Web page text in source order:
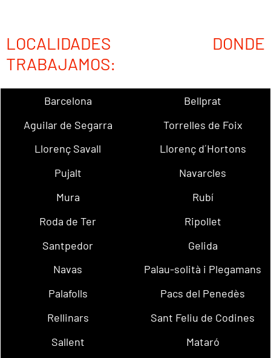
LOCALIDADES DONDE
TRABAJAMOS:
Barcelona
Bellprat
Aguilar de Segarra
Torrelles de Foix
Llorenç Savall
Llorenç d´Hortons
Pujalt
Navarcles
Mura
Rubí
Roda de Ter
Ripollet
Santpedor
Gelida
Navas
Palau-solità i Plegamans
Palafolls
Pacs del Penedès
Rellinars
Sant Feliu de Codines
Sallent
Mataró